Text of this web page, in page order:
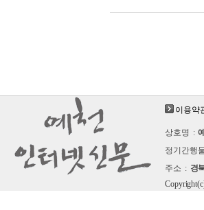
이용약
상호명 :
정기간행
주소 : 경